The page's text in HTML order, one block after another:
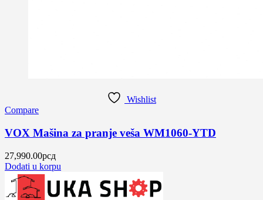
Wishlist
Compare
VOX Mašina za pranje veša WM1060-YTD
27,990.00рсд
Dodati u korpu